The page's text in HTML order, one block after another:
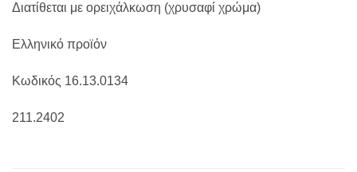
Διατίθεται με ορειχάλκωση (χρυσαφί χρώμα)
Ελληνικό προϊόν
Κωδικός 16.13.0134
211.2402